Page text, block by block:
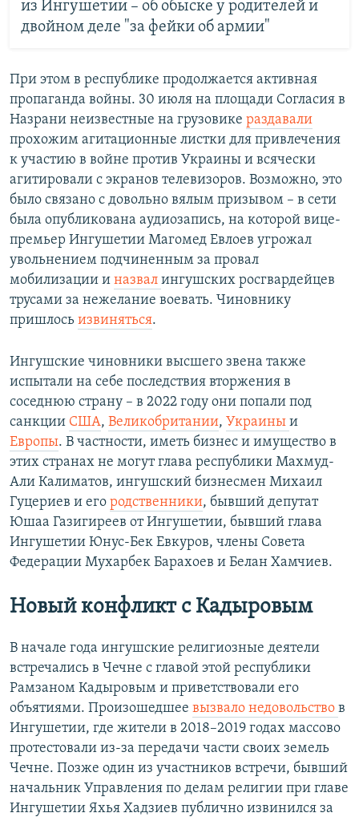
из Ингушетии – об обыске у родителей и
двойном деле "за фейки об армии"
При этом в республике продолжается активная
пропаганда войны. 30 июля на площади Согласия в
Назрани неизвестные на грузовике раздавали
прохожим агитационные листки для привлечения
к участию в войне против Украины и всячески
агитировали с экранов телевизоров. Возможно, это
было связано с довольно вялым призывом – в сети
была опубликована аудиозапись, на которой вице-
премьер Ингушетии Магомед Евлоев угрожал
увольнением подчиненным за провал
мобилизации и назвал ингушских росгвардейцев
трусами за нежелание воевать. Чиновнику
пришлось извиняться.
Ингушские чиновники высшего звена также
испытали на себе последствия вторжения в
соседнюю страну – в 2022 году они попали под
санкции США, Великобритании, Украины и
Европы. В частности, иметь бизнес и имущество в
этих странах не могут глава республики Махмуд-
Али Калиматов, ингушский бизнесмен Михаил
Гуцериев и его родственники, бывший депутат
Юшаа Газигиреев от Ингушетии, бывший глава
Ингушетии Юнус-Бек Евкуров, члены Совета
Федерации Мухарбек Барахоев и Белан Хамчиев.
Новый конфликт с Кадыровым
В начале года ингушские религиозные деятели
встречались в Чечне с главой этой республики
Рамзаном Кадыровым и приветствовали его
объятиями. Произошедшее вызвало недовольство в
Ингушетии, где жители в 2018–2019 годах массово
протестовали из-за передачи части своих земель
Чечне. Позже один из участников встречи, бывший
начальник Управления по делам религии при главе
Ингушетии Яхья Хадзиев публично извинился за